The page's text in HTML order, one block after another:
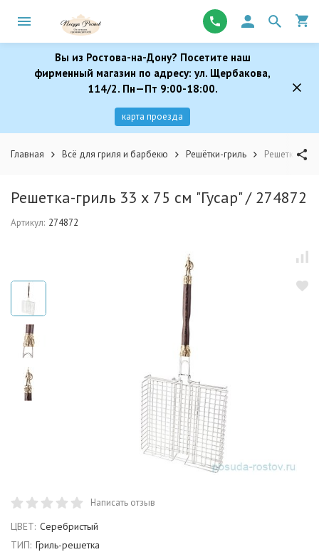
Вы из Ростова-на-Дону? Посетите наш
фирменный магазин по адресу: ул. Щербакова,
114/2. Пн—Пт 9:00-18:00.
карта проезда
Главная Всё для гриля и барбекю Решётки-гриль Решетка-
Решетка-гриль 33 х 75 см "Гусар" / 274872
Артикул: 274872
Написать отзыв
ЦВЕТ: Серебристый
ТИП: Гриль-решетка